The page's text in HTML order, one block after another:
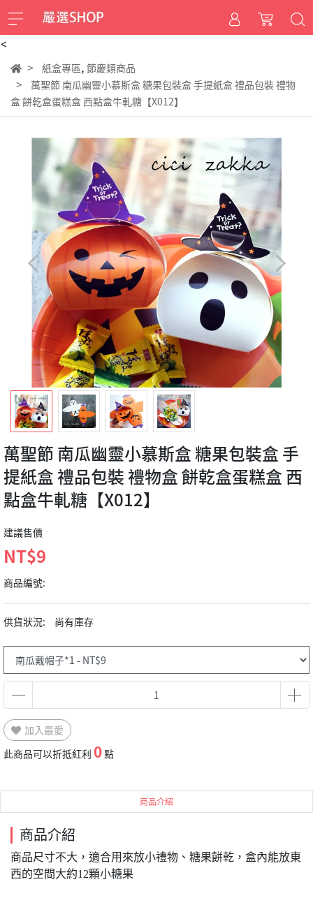
<
紙盒專區, 節慶類商品
萬聖節 南瓜幽靈小慕斯盒 糖果包裝盒 手提紙盒 禮品包裝 禮物
盒 餅乾盒蛋糕盒 西點盒牛軋糖【X012】
萬聖節 南瓜幽靈小慕斯盒 糖果包裝盒 手
提紙盒 禮品包裝 禮物盒 餅乾盒蛋糕盒 西
點盒牛軋糖【X012】
建議售價
NT$9
商品編號:
供貨狀況: 尚有庫存
加入最愛
此商品可以折抵紅利 0點
商品介紹
商品介紹
商品尺寸不大，適合用來放小禮物、糖果餅乾，盒內能放東
西的空間大約12顆小糖果